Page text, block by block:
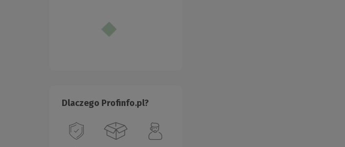
Dlaczego Profinfo.pl?